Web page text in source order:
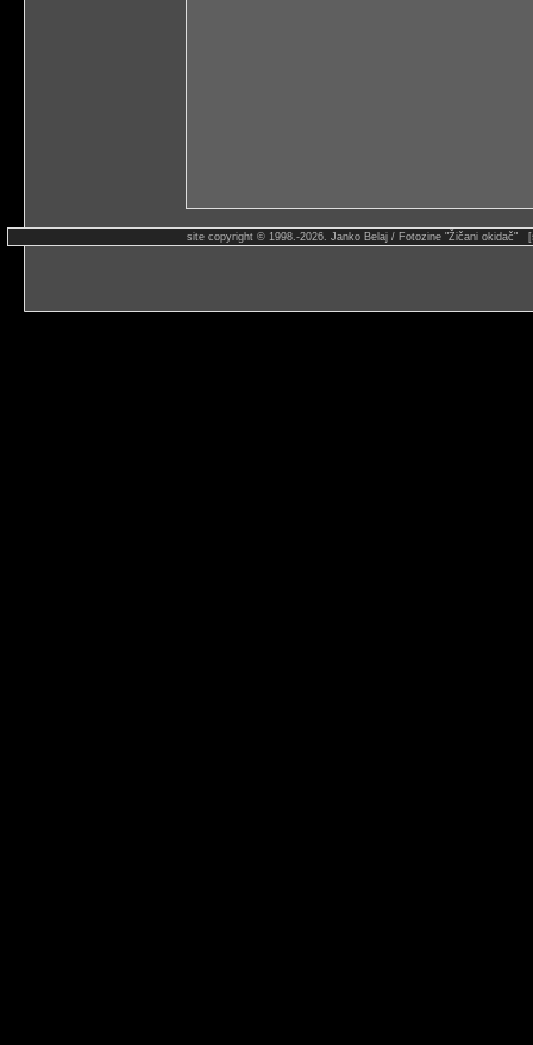
site copyright © 1998.-2026. Janko Belaj / Fotozine "Žičani okidač"